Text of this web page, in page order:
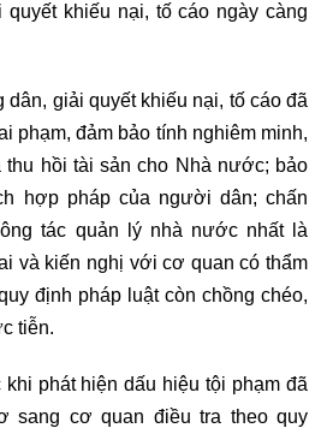
quyết khiếu nại, tố cáo ngày càng
dân, giải quyết khiếu nại, tố cáo đã
phạm, đảm bảo tính nghiêm minh,
thu hồi tài sản cho Nhà nước; bảo
hợp pháp của người dân; chấn
tác quản lý nhà nước nhất là
và kiến nghị với cơ quan có thẩm
định pháp luật còn chồng chéo,
tiễn.
phát hiện dấu hiệu tội phạm đã
sang cơ quan điều tra theo quy